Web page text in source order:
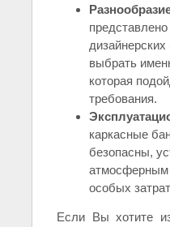
выбрать
которая
требования.
каркасные
безопасны,
атмосферным
особых
Если Вы хотите